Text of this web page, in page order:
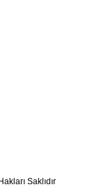
Saklıdır